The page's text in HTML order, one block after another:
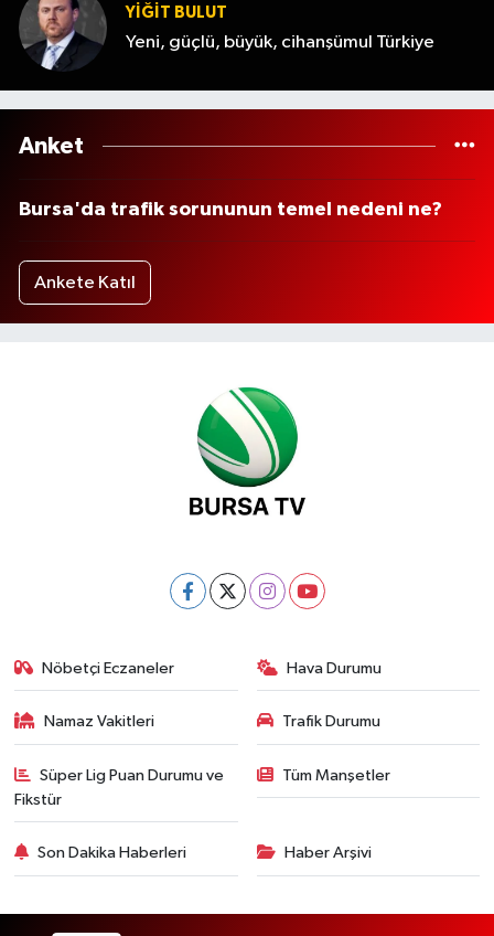
YİĞİT BULUT
Yeni, güçlü, büyük, cihanşümul Türkiye
Anket
Bursa'da trafik sorununun temel nedeni ne?
Ankete Katıl
Nöbetçi Eczaneler Hava Durumu
Namaz Vakitleri Trafik Durumu
Süper Lig Puan Durumu ve
Fikstür
Tüm Manşetler
Son Dakika Haberleri Haber Arşivi